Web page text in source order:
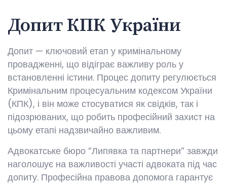
Допит КПК України
Допит — ключовий етап у кримінальному
провадженні, що відіграє важливу роль у
встановленні істини. Процес допиту регулюється
Кримінальним процесуальним кодексом України
(КПК), і він може стосуватися як свідків, так і
підозрюваних, що робить професійний захист на
цьому етапі надзвичайно важливим.
Адвокатське бюро “Липявка та партнери” завжди
наголошує на важливості участі адвоката під час
допиту. Професійна правова допомога гарантує